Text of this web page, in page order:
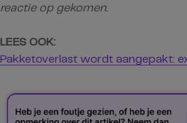
reactie op gekomen.
LEES OOK:
Pakketoverlast wordt aangepakt: